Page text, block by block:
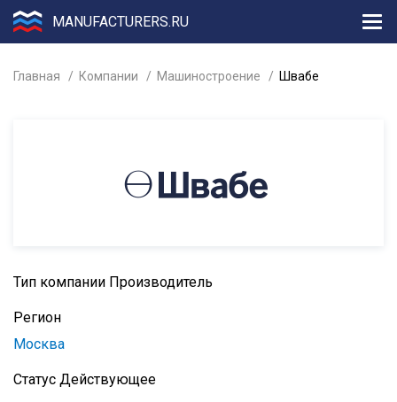
MANUFACTURERS.RU
Главная Компании Машиностроение Швабе
Тип компании Производитель
Регион
Москва
Статус Действующее